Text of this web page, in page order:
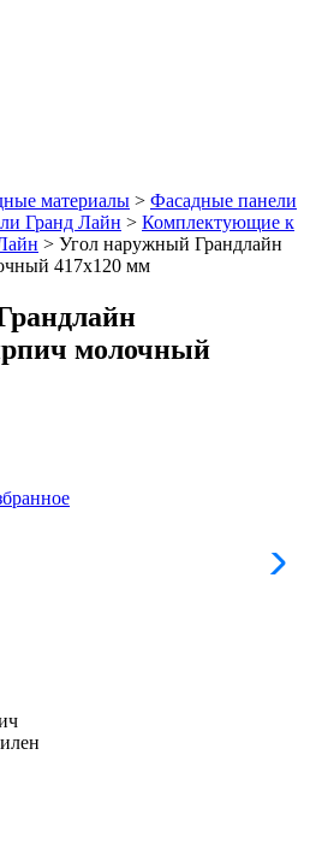
материалы > Фасадные панели
Гранд Лайн > Комплектующие к
> Угол наружный Грандлайн
417х120 мм
молочный